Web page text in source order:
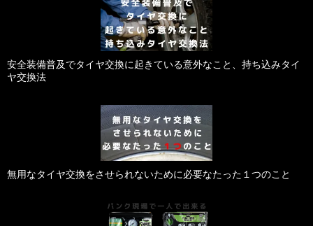
安全装備普及でタイヤ交換に起きている意外なこと、持ち込みタイ
ヤ交換法
無用なタイヤ交換をさせられないために必要なたった１つのこと